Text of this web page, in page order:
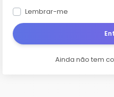
Lembrar-me
Ainda não tem